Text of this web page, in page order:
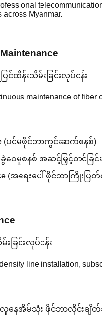
across Myanmar.
ထိန်းသိမ်းခြင်းလုပ်ငန်း
maintenance of
(ပင်မဖိုင်ဘာကွင်းဆက်စနစ်)
ခွဲဝေမှုစနစ် အဆင့်မြှင့်တင်ခြင်
(အရေးပေါ် ဖိုင်ဘာကြိုးပြ
ခြင်းလုပ်ငန်း
line installation,
(လူနေအိမ်သုံး ဖိုင်ဘာလိုင်းချိ